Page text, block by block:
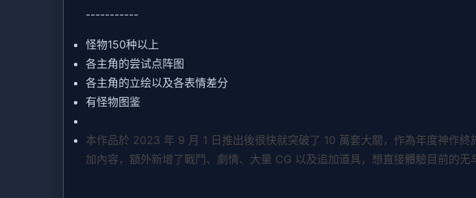
-----------
怪物150种以上
各主角的尝试点阵图
各主角的立绘以及各表情差分
有怪物图鉴
本作品於 2023 年 9 月 1 日推出後很快就突破了 10 萬套大關，作為年度神作
加內容，額外新增了戰鬥、劇情、大量 CG 以及追加道具，想直接體驗目前的